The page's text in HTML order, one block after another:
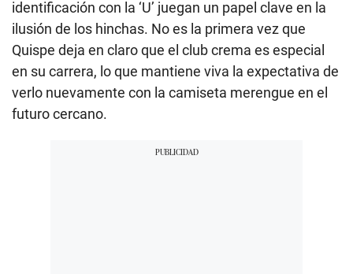
identificación con la ‘U’ juegan un papel clave en la
ilusión de los hinchas. No es la primera vez que
Quispe deja en claro que el club crema es especial
en su carrera, lo que mantiene viva la expectativa de
verlo nuevamente con la camiseta merengue en el
futuro cercano.